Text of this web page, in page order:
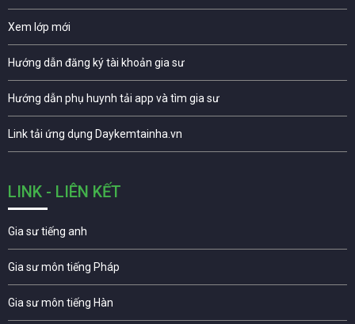
Xem lớp mới
Hướng dẫn đăng ký tài khoản gia sư
Hướng dẫn phụ huynh tải app và tìm gia sư
Link tải ứng dụng Daykemtainha.vn
LINK - LIÊN KẾT
Gia sư tiếng anh
Gia sư môn tiếng Pháp
Gia sư môn tiếng Hàn